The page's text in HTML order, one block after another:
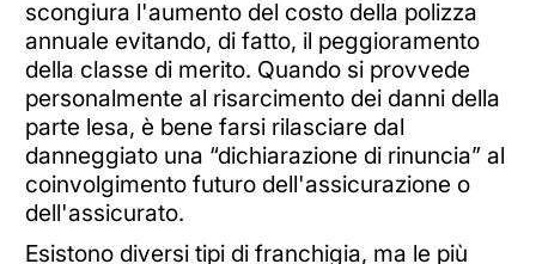
scongiura l'aumento del costo della polizza
annuale evitando, di fatto, il peggioramento
della classe di merito. Quando si provvede
personalmente al risarcimento dei danni della
parte lesa, è bene farsi rilasciare dal
danneggiato una “dichiarazione di rinuncia” al
coinvolgimento futuro dell'assicurazione o
dell'assicurato.
Esistono diversi tipi di franchigia, ma le più